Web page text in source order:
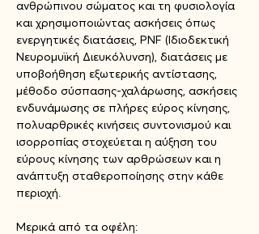
ανθρώπινου σώματος και τη φυσιολογία
και χρησιμοποιώντας ασκήσεις όπως
ενεργητικές διατάσεις, PNF (Ιδιοδεκτική
Νευρομυϊκή Διευκόλυνση), διατάσεις με
υποβοήθηση εξωτερικής αντίστασης,
μέθοδο σύσπασης-χαλάρωσης, ασκήσεις
ενδυνάμωσης σε πλήρες εύρος κίνησης,
πολυαρθρικές κινήσεις συντονισμού και
ισορροπίας στοχεύεται η αύξηση του
εύρους κίνησης των αρθρώσεων και η
ανάπτυξη σταθεροποίησης στην κάθε
περιοχή.
Μερικά από τα οφέλη: